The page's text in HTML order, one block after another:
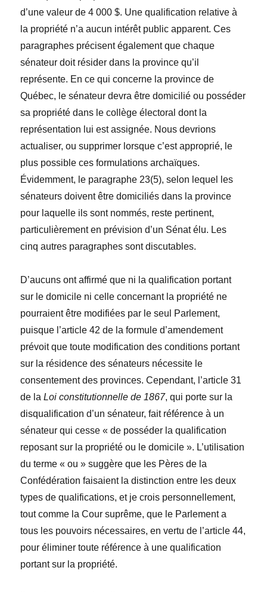
d’une valeur de 4 000 $. Une qualification relative à
la propriété n’a aucun intérêt public apparent. Ces
paragraphes précisent également que chaque
sénateur doit résider dans la province qu’il
représente. En ce qui concerne la province de
Québec, le sénateur devra être domicilié ou posséder
sa propriété dans le collège électoral dont la
représentation lui est assignée. Nous devrions
actualiser, ou supprimer lorsque c’est approprié, le
plus possible ces formulations archaïques.
Évidemment, le paragraphe 23(5), selon lequel les
sénateurs doivent être domiciliés dans la province
pour laquelle ils sont nommés, reste pertinent,
particulièrement en prévision d’un Sénat élu. Les
cinq autres paragraphes sont discutables.
D’aucuns ont affirmé que ni la qualification portant
sur le domicile ni celle concernant la propriété ne
pourraient être modifiées par le seul Parlement,
puisque l’article 42 de la formule d’amendement
prévoit que toute modification des conditions portant
sur la résidence des sénateurs nécessite le
consentement des provinces. Cependant, l’article 31
de laLoi constitutionnelle de 1867, qui porte sur la
disqualification d’un sénateur, fait référence à un
sénateur qui cesse « de posséder la qualification
reposant sur la propriété ou le domicile ». L’utilisation
du terme « ou » suggère que les Pères de la
Confédération faisaient la distinction entre les deux
types de qualifications, et je crois personnellement,
tout comme la Cour suprême, que le Parlement a
tous les pouvoirs nécessaires, en vertu de l’article 44,
pour éliminer toute référence à une qualification
portant sur la propriété.